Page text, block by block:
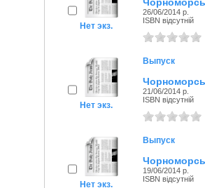
Нет экз.
26/06/2014 р.
ISBN відсутній
Нет экз.
Выпуск
21/06/2014 р.
ISBN відсутній
Нет экз.
Выпуск
19/06/2014 р.
ISBN відсутній